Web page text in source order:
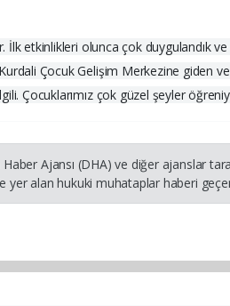
etkinlikleri olunca çok duygulandık
Çocuk Gelişim Merkezine
Çocuklarımız çok güzel şeyler
Ajansı (DHA) ve diğer ajanslar
yer alan hukuki muhataplar haberi